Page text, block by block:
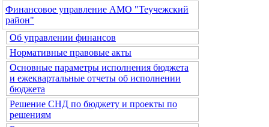
Финансовое управление АМО "Теучежский
район"
Об управлении финансов
Нормативные правовые акты
Основные параметры исполнения бюджета
и ежеквартальные отчеты об исполнении
бюджета
Решение СНД по бюджету и проекты по
решениям